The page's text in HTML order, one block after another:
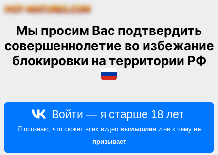
Мы просим Вас подтвердить
совершеннолетие во избежание
блокировки на территории РФ